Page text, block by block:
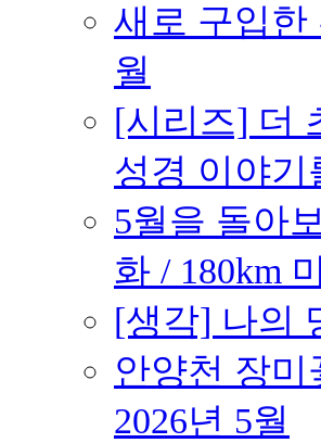
새로 구입한
월
[시리즈] 더
성경 이야
5월을 돌아
화 / 180km
[생각] 나의
안양천 장미
2026년 5월